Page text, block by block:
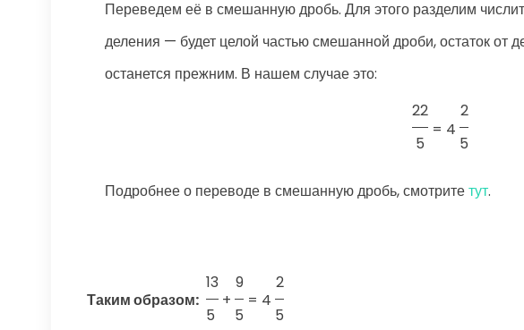
Переведем её в смешанную дробь. Для этого разделим
деления — будет целой частью смешанной дроби, остаток от
останется прежним. В нашем случае это:
22
5
= 4
2
5
Подробнее о переводе в смешанную дробь, смотритетут.
Таким образом:
13
5
+
9
5
= 4
2
5